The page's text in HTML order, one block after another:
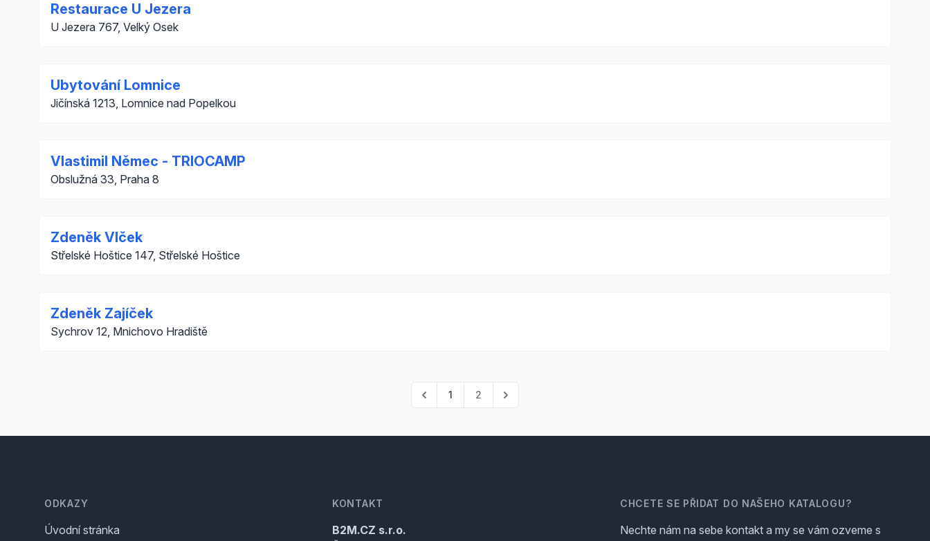
Restaurace U Jezera
U Jezera 767, Velký Osek
Ubytování Lomnice
Jičínská 1213, Lomnice nad Popelkou
Vlastimil Němec - TRIOCAMP
Obslužná 33, Praha 8
Zdeněk Vlček
Střelské Hoštice 147, Střelské Hoštice
Zdeněk Zajíček
Sychrov 12, Mnichovo Hradiště
1 2
ODKAZY
Úvodní stránka
KONTAKT
B2M.CZ s.r.o.
CHCETE SE PŘIDAT DO NAŠEHO KATALOGU?
Nechte nám na sebe kontakt a my se vám ozveme s